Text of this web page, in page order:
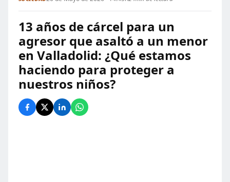
13 años de cárcel para un
agresor que asaltó a un menor
en Valladolid: ¿Qué estamos
haciendo para proteger a
nuestros niños?